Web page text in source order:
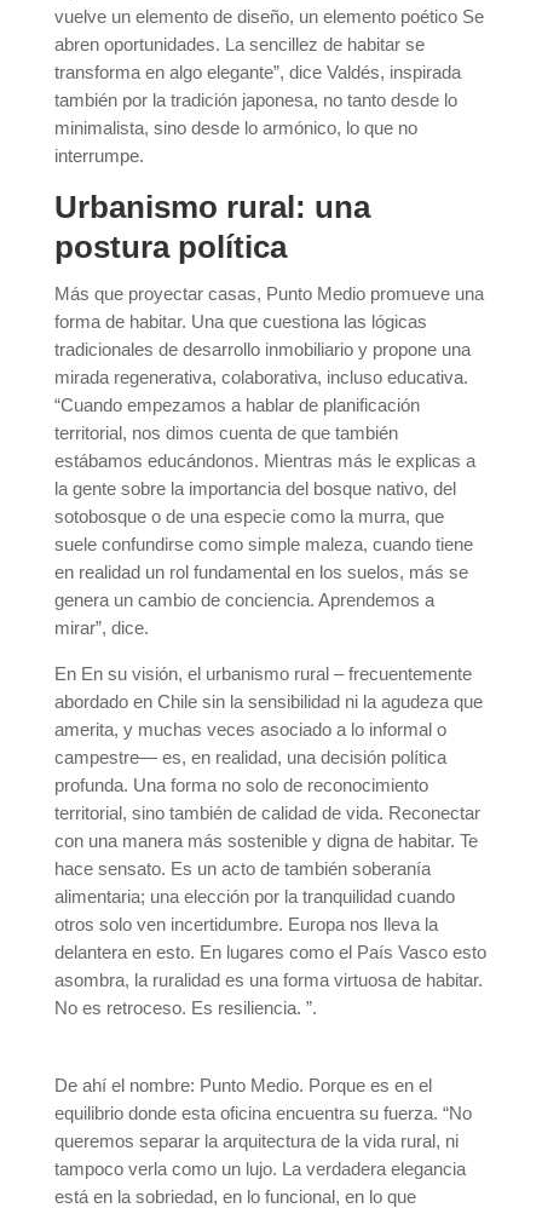
vuelve un elemento de diseño, un elemento poético Se
abren oportunidades. La sencillez de habitar se
transforma en algo elegante”, dice Valdés, inspirada
también por la tradición japonesa, no tanto desde lo
minimalista, sino desde lo armónico, lo que no
interrumpe.
Urbanismo rural: una
postura política
Más que proyectar casas, Punto Medio promueve una
forma de habitar. Una que cuestiona las lógicas
tradicionales de desarrollo inmobiliario y propone una
mirada regenerativa, colaborativa, incluso educativa.
“Cuando empezamos a hablar de planificación
territorial, nos dimos cuenta de que también
estábamos educándonos. Mientras más le explicas a
la gente sobre la importancia del bosque nativo, del
sotobosque o de una especie como la murra, que
suele confundirse como simple maleza, cuando tiene
en realidad un rol fundamental en los suelos, más se
genera un cambio de conciencia. Aprendemos a
mirar”, dice.
En En su visión, el urbanismo rural – frecuentemente
abordado en Chile sin la sensibilidad ni la agudeza que
amerita, y muchas veces asociado a lo informal o
campestre— es, en realidad, una decisión política
profunda. Una forma no solo de reconocimiento
territorial, sino también de calidad de vida. Reconectar
con una manera más sostenible y digna de habitar. Te
hace sensato. Es un acto de también soberanía
alimentaria; una elección por la tranquilidad cuando
otros solo ven incertidumbre. Europa nos lleva la
delantera en esto. En lugares como el País Vasco esto
asombra, la ruralidad es una forma virtuosa de habitar.
No es retroceso. Es resiliencia. ”.
De ahí el nombre: Punto Medio. Porque es en el
equilibrio donde esta oficina encuentra su fuerza. “No
queremos separar la arquitectura de la vida rural, ni
tampoco verla como un lujo. La verdadera elegancia
está en la sobriedad, en lo funcional, en lo que